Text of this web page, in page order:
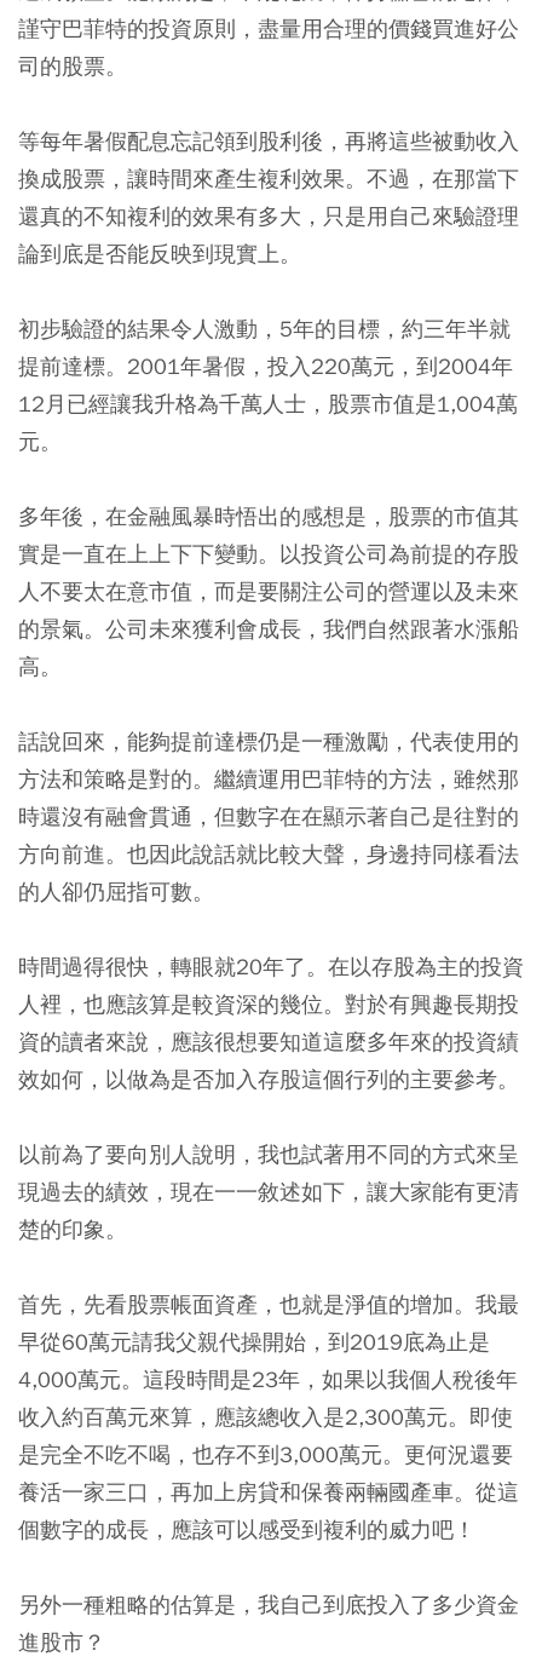
謹守巴菲特的投資原則，盡量用合理的價錢買進好公
司的股票。
等每年暑假配息忘記領到股利後，再將這些被動收入
換成股票，讓時間來產生複利效果。不過，在那當下
還真的不知複利的效果有多大，只是用自己來驗證理
論到底是否能反映到現實上。
初步驗證的結果令人激動，5年的目標，約三年半就
提前達標。2001年暑假，投入220萬元，到2004年
12月已經讓我升格為千萬人士，股票市值是1,004萬
元。
多年後，在金融風暴時悟出的感想是，股票的市值其
實是一直在上上下下變動。以投資公司為前提的存股
人不要太在意市值，而是要關注公司的營運以及未來
的景氣。公司未來獲利會成長，我們自然跟著水漲船
高。
話說回來，能夠提前達標仍是一種激勵，代表使用的
方法和策略是對的。繼續運用巴菲特的方法，雖然那
時還沒有融會貫通，但數字在在顯示著自己是往對的
方向前進。也因此說話就比較大聲，身邊持同樣看法
的人卻仍屈指可數。
時間過得很快，轉眼就20年了。在以存股為主的投資
人裡，也應該算是較資深的幾位。對於有興趣長期投
資的讀者來說，應該很想要知道這麼多年來的投資績
效如何，以做為是否加入存股這個行列的主要參考。
以前為了要向別人說明，我也試著用不同的方式來呈
現過去的績效，現在一一敘述如下，讓大家能有更清
楚的印象。
首先，先看股票帳面資產，也就是淨值的增加。我最
早從60萬元請我父親代操開始，到2019底為止是
4,000萬元。這段時間是23年，如果以我個人稅後年
收入約百萬元來算，應該總收入是2,300萬元。即使
是完全不吃不喝，也存不到3,000萬元。更何況還要
養活一家三口，再加上房貸和保養兩輛國產車。從這
個數字的成長，應該可以感受到複利的威力吧！
另外一種粗略的估算是，我自己到底投入了多少資金
進股市？